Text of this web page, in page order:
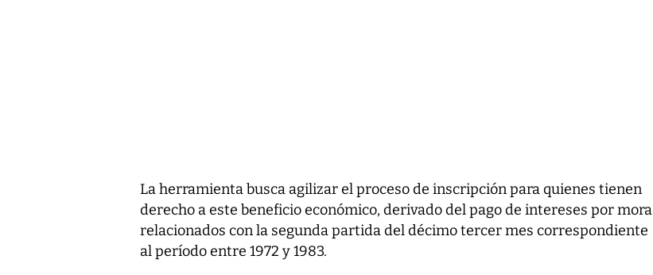
La herramienta busca agilizar el proceso de inscripción para quienes tienen
derecho a este beneficio económico, derivado del pago de intereses por mora
relacionados con la segunda partida del décimo tercer mes correspondiente
al período entre 1972 y 1983.